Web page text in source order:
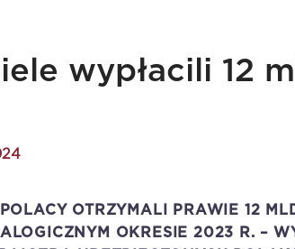
wypłacili 12
OTRZYMALI PRAWIE 12
OKRESIE 2023 R. –